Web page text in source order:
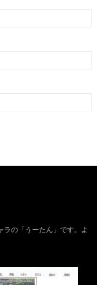
の「うーたん」です。よ